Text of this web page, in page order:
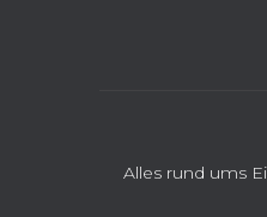
Alles rund ums